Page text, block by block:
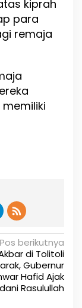
kiprah
para
remaja
Pos berikutnya
di Tolitoli
Gubernur
Hafid Ajak
Rasulullah